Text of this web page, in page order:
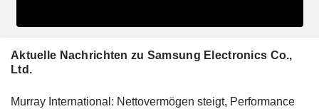
Aktuelle Nachrichten zu Samsung Electronics Co.,
Ltd.
Murray International: Nettovermögen steigt, Performance